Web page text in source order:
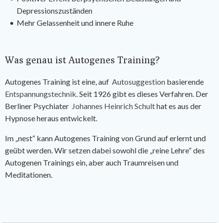
Depressionszuständen
Mehr Gelassenheit und innere Ruhe
Was genau ist Autogenes Training?
Autogenes Training ist eine, auf Autosuggestion basierende
Entspannungstechnik. Seit 1926 gibt es dieses Verfahren. Der
Berliner Psychiater Johannes Heinrich Schulthat es aus der
Hypnose heraus entwickelt.
Im „nest“ kann Autogenes Training von Grund auf erlernt und
geübt werden. Wir setzen dabei sowohl die „reine Lehre“ des
Autogenen Trainings ein, aber auch Traumreisen und
Meditationen.